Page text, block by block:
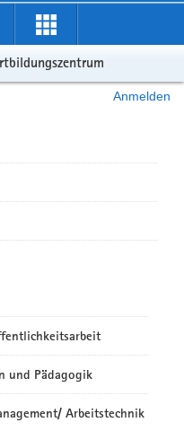
Anmelden
und Pädagogik
Arbeitstechnik